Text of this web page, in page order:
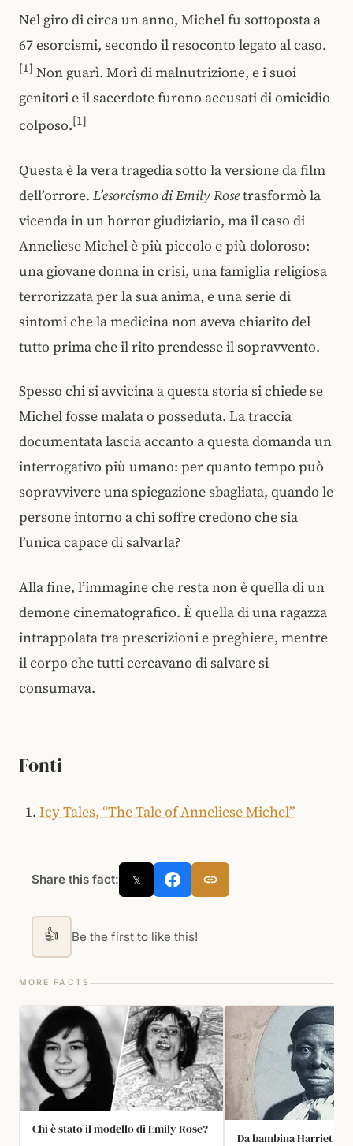
Nel giro di circa un anno, Michel fu sottoposta a
67 esorcismi, secondo il resoconto legato al caso.
[1] Non guarì. Morì di malnutrizione, e i suoi
genitori e il sacerdote furono accusati di omicidio
colposo.[1]
Questa è la vera tragedia sotto la versione da film
dell’orrore. L’esorcismo di Emily Rosetrasformò la
vicenda in un horror giudiziario, ma il caso di
Anneliese Michel è più piccolo e più doloroso:
una giovane donna in crisi, una famiglia religiosa
terrorizzata per la sua anima, e una serie di
sintomi che la medicina non aveva chiarito del
tutto prima che il rito prendesse il sopravvento.
Spesso chi si avvicina a questa storia si chiede se
Michel fosse malata o posseduta. La traccia
documentata lascia accanto a questa domanda un
interrogativo più umano: per quanto tempo può
sopravvivere una spiegazione sbagliata, quando le
persone intorno a chi soffre credono che sia
l’unica capace di salvarla?
Alla fine, l’immagine che resta non è quella di un
demone cinematografico. È quella di una ragazza
intrappolata tra prescrizioni e preghiere, mentre
il corpo che tutti cercavano di salvare si
consumava.
Fonti
Icy Tales, “The Tale of Anneliese Michel”
Share this fact: 𝕏
👍 Be the first to like this!
MORE FACTS
Chi è stato il modello di Emily Rose?
Da bambina Harriet